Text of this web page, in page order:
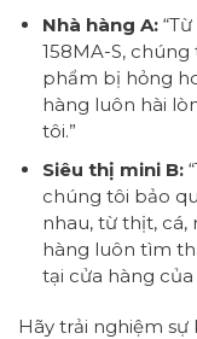
Nhà hàng A:“Từ
158MA-S,
phẩm bị hỏng
hàng luôn hài
tôi.”
Siêu thị mini B:
chúng tôi bảo
nhau, từ thịt, cá,
hàng luôn tìm
tại cửa hàng của
Hãy trải nghiệm sự